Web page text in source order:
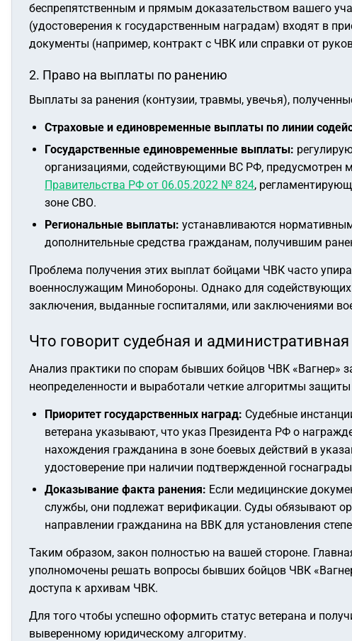
беспрепятственным и прямым доказательством вашего
(удостоверения к государственным наградам) входят в
документы (например, контракт с ЧВК или справки от
2. Право на выплаты по ранению
Выплаты за ранения (контузии, травмы, увечья),
Страховые и единовременные выплаты по линии
Государственные единовременные выплаты:
организациями, содействующими ВС РФ, предусмотрен
Правительства РФ от 06.05.2022 № 824,
зоне СВО.
Региональные выплаты: устанавливаются
дополнительные средства гражданам, получившим
Проблема получения этих выплат бойцами ЧВК часто
военнослужащим Минобороны. Однако для содействующих
заключения, выданные госпиталями, или заключениями
Что говорит судебная и
Анализ практики по спорам бывших бойцов ЧВК «Вагнер»
неопределенности и выработали четкие алгоритмы защиты
Приоритет государственных наград: Судебные
ветерана указывают, что указ Президента РФ о
нахождения гражданина в зоне боевых действий в
удостоверение при наличии подтвержденной
Доказывание факта ранения: Если медицинские
службы, они подлежат верификации. Суды обязывают
направлении гражданина на ВВК для установления
Таким образом, закон полностью на вашей стороне.
уполномочены решать вопросы бывших бойцов ЧВК
доступа к архивам ЧВК.
Для того чтобы успешно оформить статус ветерана и
выверенному юридическому алгоритму.